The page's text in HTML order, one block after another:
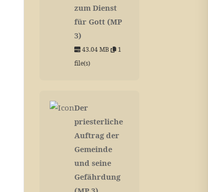
zum Dienst
für Gott (MP
3)
43.04 MB
1
file(s)
Der
priesterliche
Auftrag der
Gemeinde
und seine
Gefährdung